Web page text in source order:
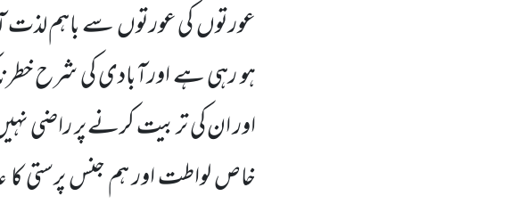
عورتوں کی عورتوں سے باہم لذت
ہو رہی ہے اورآبادی کی شرح
اور ان کی تربیت کرنے پر راضی
خاص لواطت اور ہم جنس پرستی